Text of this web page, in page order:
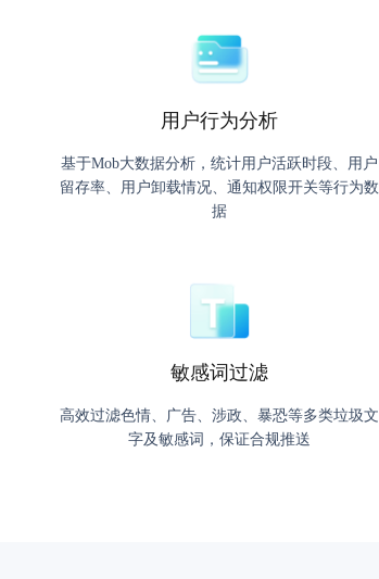
用户行为分析
基于Mob大数据分析，统计用户活跃时段、用户
留存率、用户卸载情况、通知权限开关等行为数
据
敏感词过滤
高效过滤色情、广告、涉政、暴恐等多类垃圾文
字及敏感词，保证合规推送